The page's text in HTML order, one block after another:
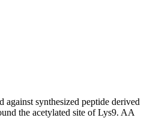
against synthesized peptide derived
the acetylated site of Lys9. AA